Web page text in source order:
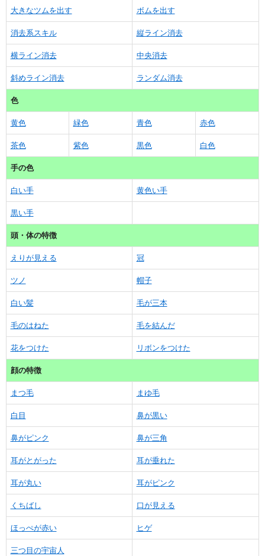
大きなツムを出す ボムを出す
消去系スキル 縦ライン消去
横ライン消去 中央消去
斜めライン消去 ランダム消去
色
黄色 緑色 青色 赤色
茶色 紫色 黒色 白色
手の色
白い手 黄色い手
黒い手
頭・体の特徴
えりが見える 冠
ツノ 帽子
白い髪 毛が三本
毛のはねた 毛を結んだ
花をつけた リボンをつけた
顔の特徴
まつ毛 まゆ毛
白目 鼻が黒い
鼻がピンク 鼻が三角
耳がとがった 耳が垂れた
耳が丸い 耳がピンク
くちばし 口が見える
ほっぺが赤い ヒゲ
三つ目の宇宙人